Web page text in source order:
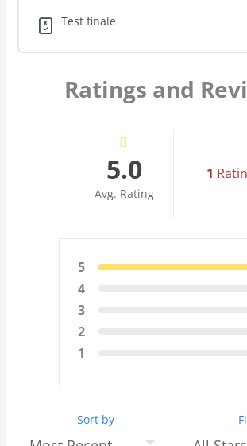
Test finale
Ratings and
5.0
Avg. Rating
1
5
4
3
2
1
Sort by